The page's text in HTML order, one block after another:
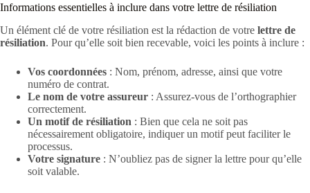
Informations essentielles à inclure dans votre lettre de résiliation
Un élément clé de votre résiliation est la rédaction de votre lettre de
résiliation. Pour qu’elle soit bien recevable, voici les points à inclure :
Vos coordonnées : Nom, prénom, adresse, ainsi que votre
numéro de contrat.
Le nom de votre assureur : Assurez-vous de l’orthographier
correctement.
Un motif de résiliation : Bien que cela ne soit pas
nécessairement obligatoire, indiquer un motif peut faciliter le
processus.
Votre signature : N’oubliez pas de signer la lettre pour qu’elle
soit valable.